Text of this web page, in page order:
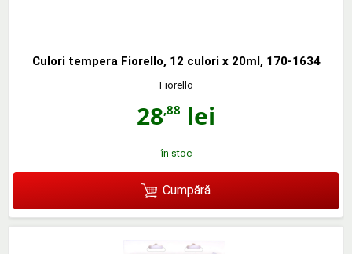
Culori tempera Fiorello, 12 culori x 20ml, 170-1634
Fiorello
28,88 lei
în stoc
Cumpără